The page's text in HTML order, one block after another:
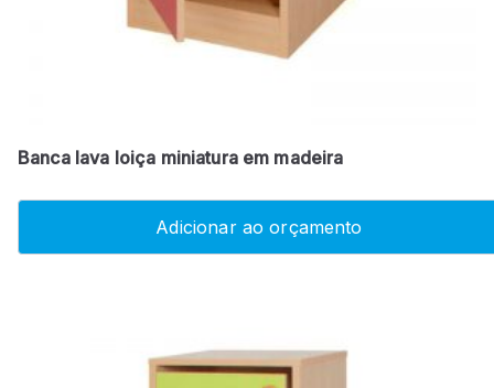
Banca lava loiça miniatura em madeira
Adicionar ao orçamento